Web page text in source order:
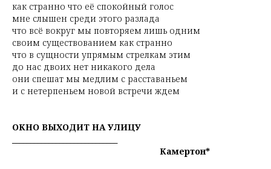
как странно что её спокойный голос
мне слышен среди этого разлада
что всё вокруг мы повторяем лишь одним
своим существованием как странно
что в сущности упрямым стрелкам этим
до нас двоих нет никакого дела
они спешат мы медлим с расставаньем
и с нетерпеньем новой встречи ждем
ОКНО ВЫХОДИТ НА УЛИЦУ
Камертон*